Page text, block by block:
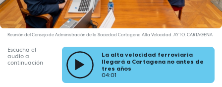
Reunión del Consejo de Administración de la Sociedad Cartagena Alta Velocidad. AYTO. CARTAGENA
Escucha el
audio a
continuación
La alta velocidad ferroviaria
llegará a Cartagena no antes de
tres años
04:01